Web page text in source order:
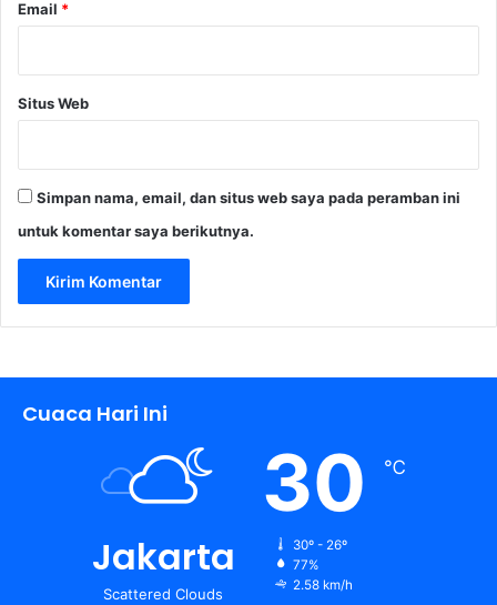
s
n
a
i
T
s
Email *
Situs Web
Simpan nama, email, dan situs web saya pada peramban ini
untuk komentar saya berikutnya.
Cuaca Hari Ini
Jakarta
Scattered Clouds
30 ℃
30º - 26º
77%
2.58 km/h